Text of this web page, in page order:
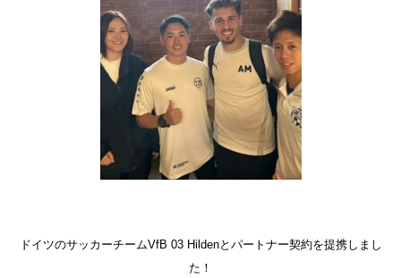
ドイツのサッカーチームVfB 03 Hildenとパートナー契約を提携しまし
た！